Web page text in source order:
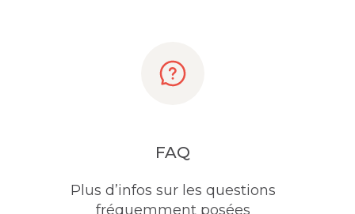
FAQ
Plus d’infos sur les questions
fréquemment posées